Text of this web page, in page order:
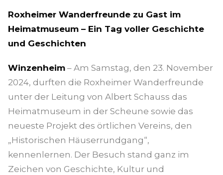
Roxheimer Wanderfreunde zu Gast im
Heimatmuseum – Ein Tag voller Geschichte
und Geschichten
Winzenheim – Am Samstag, den 23. November
2024, durften die Roxheimer Wanderfreunde
unter der Leitung von Albert Schauss das
Heimatmuseum in der Scheune sowie das
neueste Projekt des örtlichen Vereins, den
„Historischen Häuserrundgang“,
kennenlernen. Der Besuch stand ganz im
Zeichen von Geschichte, Kultur und